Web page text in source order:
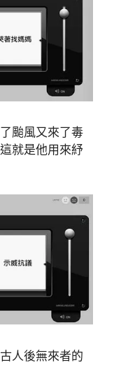
颱風又來了毒
就是他用來紓
人後無來者的